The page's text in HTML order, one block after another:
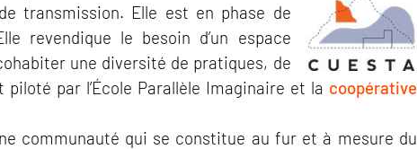
transmission. Elle est en phase de
revendique le besoin d’un espace
une diversité de pratiques, de
par l’École Parallèle Imaginaire et la coopérative
communauté qui se constitue au fur et à mesure du